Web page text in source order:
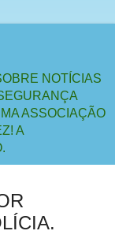
NOTÍCIAS
ASSOCIAÇÃO
A